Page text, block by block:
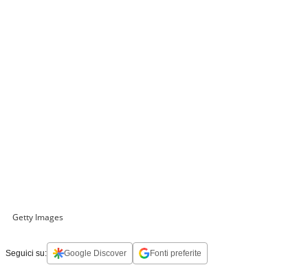
Getty Images
Seguici su: Google Discover Fonti preferite